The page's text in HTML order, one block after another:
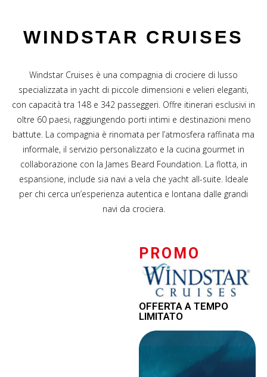
WINDSTAR CRUISES
Windstar Cruises è una compagnia di crociere di lusso
specializzata in yacht di piccole dimensioni e velieri eleganti,
con capacità tra 148 e 342 passeggeri. Offre itinerari esclusivi in
oltre 60 paesi, raggiungendo porti intimi e destinazioni meno
battute. La compagnia è rinomata per l’atmosfera raffinata ma
informale, il servizio personalizzato e la cucina gourmet in
collaborazione con la James Beard Foundation. La flotta, in
espansione, include sia navi a vela che yacht all-suite. Ideale
per chi cerca un’esperienza autentica e lontana dalle grandi
navi da crociera.
PROMO
OFFERTA A TEMPO
LIMITATO